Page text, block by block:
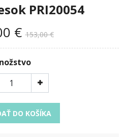
PRI20054
€153,00 €
DO KOŠÍKA